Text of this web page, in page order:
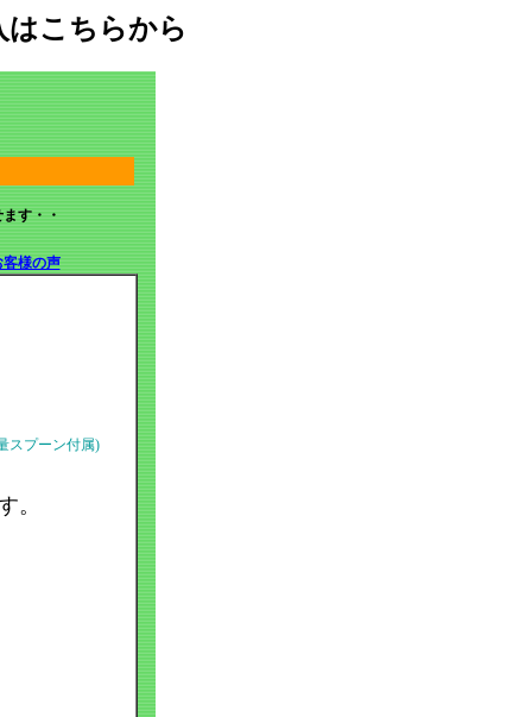
こちらから
す・・
様の声
スプーン付属)
。